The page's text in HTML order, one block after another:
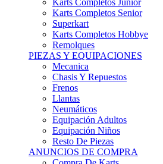
Superkart
Karts Completos Hobbye
Remolques
PIEZAS Y EQUIPACIONES
Mecanica
Chasis Y Repuestos
Frenos
Llantas
Neumáticos
Equipación Adultos
Equipación Niños
Resto De Piezas
ANUNCIOS DE COMPRA
Compra De Karts
Compra De Piezas